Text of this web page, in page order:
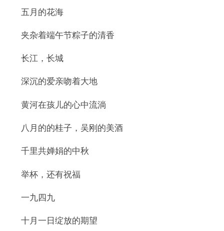
五月的花海
夹杂着端午节粽子的清香
长江，长城
深沉的爱亲吻着大地
黄河在孩儿的心中流淌
八月的的桂子，吴刚的美酒
千里共婵娟的中秋
举杯，还有祝福
一九四九
十月一日绽放的期望